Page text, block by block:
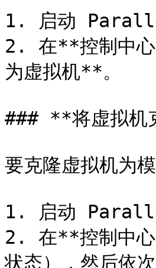
1. 启动
2. 在**控制中心
为虚拟机**。
### **将虚拟机
要克隆虚拟机为模
1. 启动
2. 在**控制中心
状态），然后